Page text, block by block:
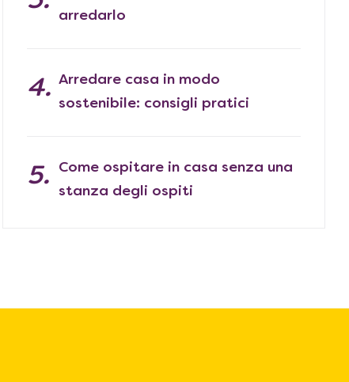
arredarlo
Arredare casa in modo
sostenibile: consigli pratici
Come ospitare in casa senza una
stanza degli ospiti